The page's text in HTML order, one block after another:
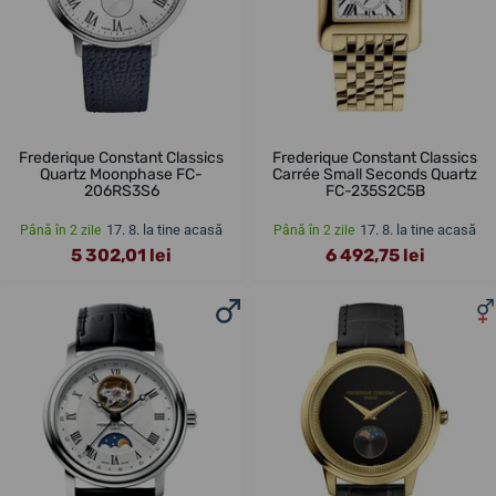
Frederique Constant Classics
Quartz Moonphase FC-
206RS3S6
Până în 2 zile 17. 8. la tine acasă
5 302,01 lei
Frederique Constant Classics
Carrée Small Seconds Quartz
FC-235S2C5B
Până în 2 zile 17. 8. la tine acasă
6 492,75 lei